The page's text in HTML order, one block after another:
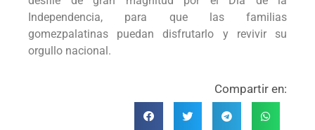
Independencia, para que las familias
gomezpalatinas puedan disfrutarlo y revivir su
orgullo nacional.
Compartir en: